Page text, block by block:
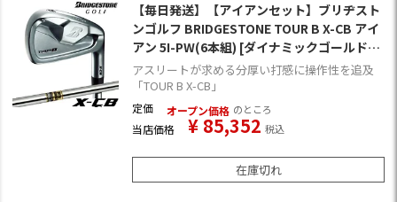
【毎日発送】【アイアンセット】ブリヂスト
ンゴルフ BRIDGESTONE TOUR B X-CB アイ
アン 5I-PW(6本組) [ダイナミックゴールド装
着] (日本正規品)
アスリートが求める分厚い打感に操作性を追及
「TOUR B X-CB」
定価 オープン価格 のところ
当店価格 ¥ 85,352 税込
在庫切れ